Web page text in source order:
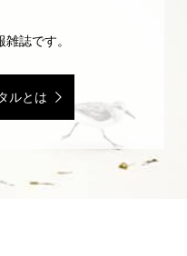
誌です。
ルとは